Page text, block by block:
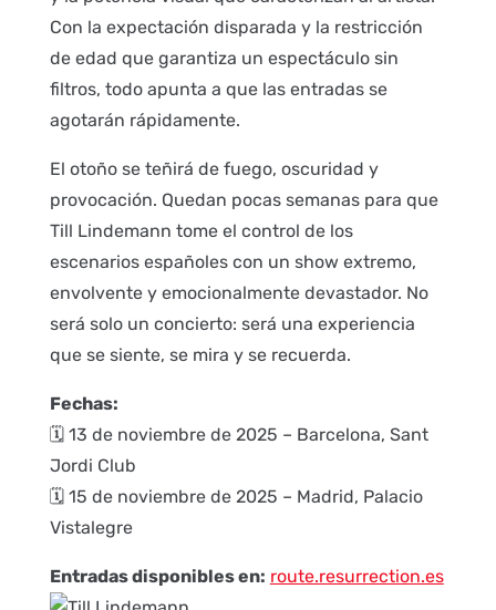
Con la expectación disparada y la restricción
de edad que garantiza un espectáculo sin
filtros, todo apunta a que las entradas se
agotarán rápidamente.
El otoño se teñirá de fuego, oscuridad y
provocación. Quedan pocas semanas para que
Till Lindemann tome el control de los
escenarios españoles con un show extremo,
envolvente y emocionalmente devastador. No
será solo un concierto: será una experiencia
que se siente, se mira y se recuerda.
Fechas:
🗓 13 de noviembre de 2025 – Barcelona, Sant
Jordi Club
🗓 15 de noviembre de 2025 – Madrid, Palacio
Vistalegre
Entradas disponibles en: route.resurrection.es